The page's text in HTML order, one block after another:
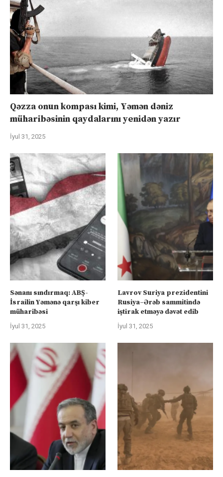
Qəzza onun kompası kimi, Yəmən dəniz
müharibəsinin qaydalarını yenidən yazır
İyul 31, 2025
Sənanı sındırmaq: ABŞ-
İsrailin Yəmənə qarşı kiber
müharibəsi
İyul 31, 2025
Lavrov Suriya prezidentini
Rusiya–Ərəb sammitində
iştirak etməyə dəvət edib
İyul 31, 2025